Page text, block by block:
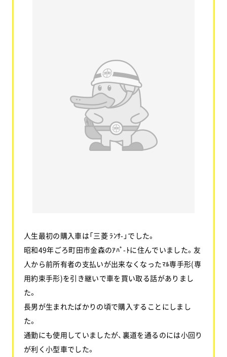
人生最初の購入車は「三菱 ﾗﾝｻ-」でした。
昭和49年ごろ町田市金森のｱﾊﾟ-ﾄに住んでいました。友
人から前所有者の支払いが出来なくなったﾏﾙ専手形(専
用約束手形)を引き継いで車を買い取る話がありまし
た。
長男が生まれたばかりの頃で購入することにしまし
た。
通勤にも使用していましたが、裏道を通るのには小回り
が利く小型車でした。
新着情報
ブログ
採用情報